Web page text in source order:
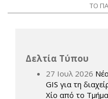
ΤΟ
Δελτία Τύπου
27 Ιουλ 2026
GIS για τη
Χίο από το